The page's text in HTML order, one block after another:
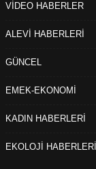
VİDEO HABERLER
ALEVİ HABERLERİ
GÜNCEL
EMEK-EKONOMİ
KADIN HABERLERİ
EKOLOJİ HABERLERİ